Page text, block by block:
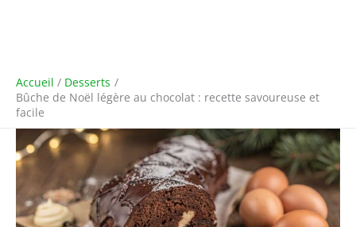
Accueil
Desserts
Bûche de Noël légère au chocolat : recette savoureuse et
facile